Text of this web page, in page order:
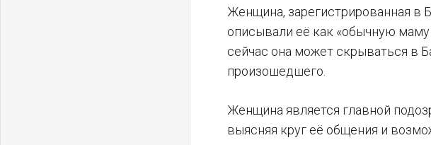
Женщина, зарегистрированная в
описывали её как «обычную
сейчас она может скрываться в
произошедшего.
Женщина является главной
выясняя круг её общения и